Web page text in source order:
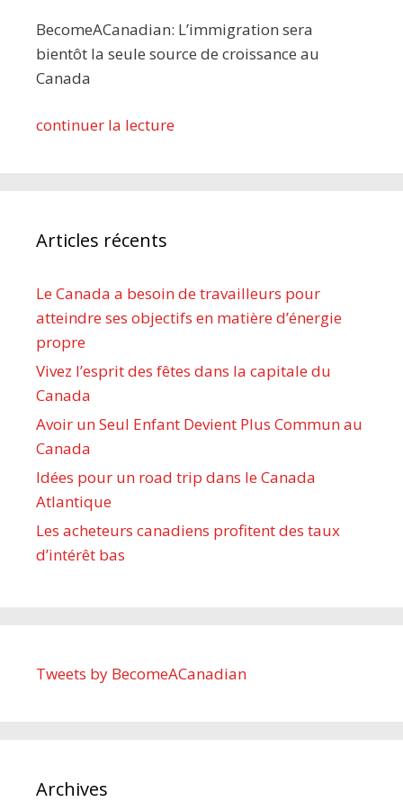
BecomeACanadian: L’immigration sera
bientôt la seule source de croissance au
Canada
continuer la lecture
Articles récents
Le Canada a besoin de travailleurs pour
atteindre ses objectifs en matière d’énergie
propre
Vivez l’esprit des fêtes dans la capitale du
Canada
Avoir un Seul Enfant Devient Plus Commun au
Canada
Idées pour un road trip dans le Canada
Atlantique
Les acheteurs canadiens profitent des taux
d’intérêt bas
Tweets by BecomeACanadian
Archives